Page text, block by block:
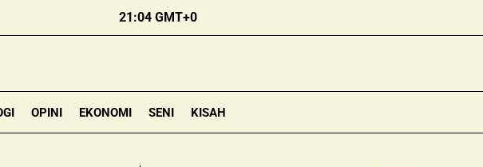
21:04 GMT+0
OPINI EKONOMI SENI KISAH